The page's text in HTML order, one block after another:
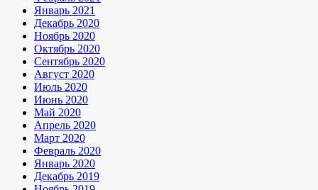
Январь 2021
Декабрь 2020
Ноябрь 2020
Октябрь 2020
Сентябрь 2020
Август 2020
Июль 2020
Июнь 2020
Май 2020
Апрель 2020
Март 2020
Февраль 2020
Январь 2020
Декабрь 2019